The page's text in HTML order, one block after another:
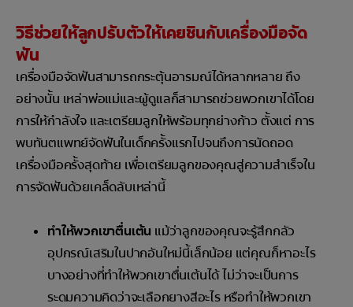
วิธีช่วยให้ลูกปรับตัวให้เคยชินกับเครื่องมือจัด
ฟัน
เครื่องมือจัดฟันสามารถกระตุ้นอารมณ์ได้หลากหลาย ถึง
อย่างนั้น เหล่าพ่อแม่และผู้ดูแลก็สามารถช่วยพวกเขาได้โดย
การให้กำลังใจ และเตรียมลูกให้พร้อมทุกย่างก้าว ตั้งแต่ การ
พบทันตแพทย์จัดฟันในเด็กครั้งแรกไปจนถึงการนัดถอด
เครื่องมือครั้งสุดท้าย เพื่อเตรียมลูกของคุณสู่ความสำเร็จใน
การจัดฟันด้วยเคล็ดลับเหล่านี้
ทำให้พวกเขาตื่นเต้น แม้ว่าลูกของคุณจะรู้สึกกลัว
อุปกรณ์เสริมในปากอันใหม่นี้เล็กน้อย แต่คุณก็หาอะไร
บางอย่างที่ทำให้พวกเขาตื่นเต้นได้ ไม่ว่าจะเป็นการ
ระดมความคิดว่าจะเลือกยางสีอะไร หรือทำให้พวกเขา